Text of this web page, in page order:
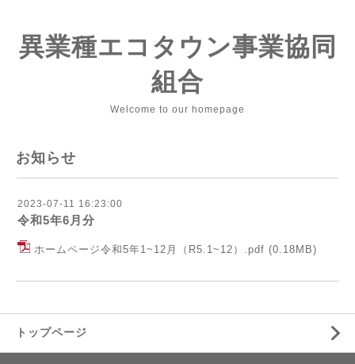
異業種エコタウン事業協同
組合
Welcome to our homepage
お知らせ
2023-07-11 16:23:00
令和5年6月分
ホームページ令和5年1~12月（R5.1~12）.pdf (0.18MB)
トップページ